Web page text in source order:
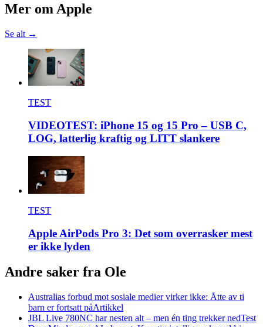
Mer om Apple
Se alt →
TEST
VIDEOTEST: iPhone 15 og 15 Pro – USB C,
LOG, latterlig kraftig og LITT slankere
TEST
Apple AirPods Pro 3: Det som overrasker mest
er ikke lyden
Andre saker fra Ole
Australias forbud mot sosiale medier virker ikke: Åtte av ti
barn er fortsatt påArtikkel
JBL Live 780NC har nesten alt – men én ting trekker nedTest